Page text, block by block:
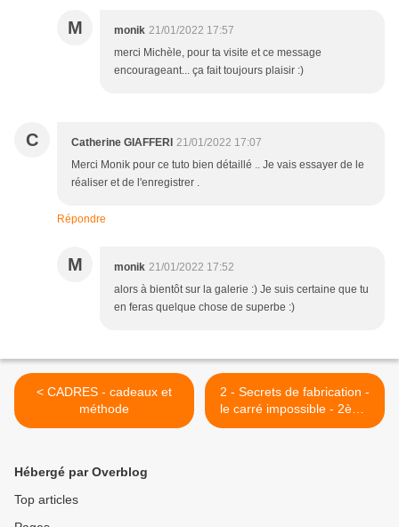
M monik 21/01/2022 17:57
merci Michèle, pour ta visite et ce message
encourageant... ça fait toujours plaisir :)
C Catherine GIAFFERI 21/01/2022 17:07
Merci Monik pour ce tuto bien détaillé .. Je vais essayer de le
réaliser et de l'enregistrer .
Répondre
M monik 21/01/2022 17:52
alors à bientôt sur la galerie :) Je suis certaine que tu
en feras quelque chose de superbe :)
< CADRES - cadeaux et
méthode
2 - Secrets de fabrication -
le carré impossible - 2ème
version >
Hébergé par Overblog
Top articles